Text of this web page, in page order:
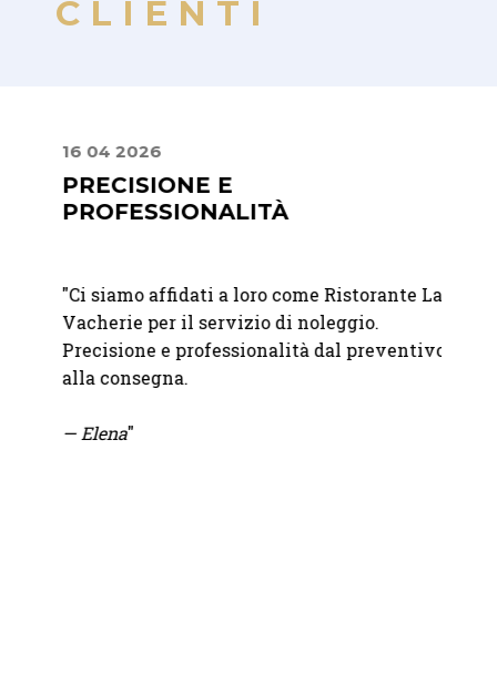
CLIENTI
16 04 2026
PRECISIONE E
PROFESSIONALITÀ
Ci siamo affidati a loro come Ristorante La
Vacherie per il servizio di noleggio.
Precisione e professionalità dal preventivo
alla consegna.
— Elena"